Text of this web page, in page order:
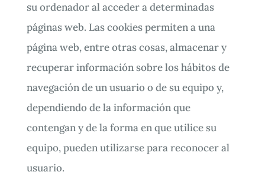
su ordenador al acceder a determinadas
páginas web. Las cookies permiten a una
página web, entre otras cosas, almacenar y
recuperar información sobre los hábitos de
navegación de un usuario o de su equipo y,
dependiendo de la información que
contengan y de la forma en que utilice su
equipo, pueden utilizarse para reconocer al
usuario.